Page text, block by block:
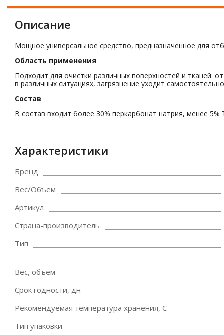
Описание
Мощное универсальное средство, предназначенное для
Область применения
Подходит для очистки различных поверхностей и тканей:
в различных ситуациях, загрязнение уходит
Состав
В состав входит более 30% перкарбонат натрия, менее
Характеристики
Бренд
Вес/Объем
Артикул
Страна-производитель
Тип
Вес, объем
Срок годности, дн
Рекомендуемая температура хранения, C
Тип упаковки